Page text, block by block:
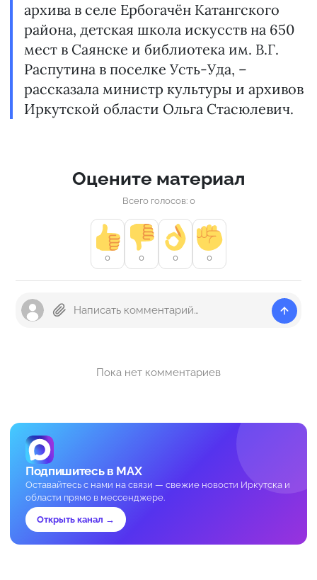
архива в селе Ербогачён Катангского
района, детская школа искусств на 650
мест в Саянске и библиотека им. В.Г.
Распутина в поселке Усть-Уда, –
рассказала министр культуры и архивов
Иркутской области Ольга Стасюлевич.
Оцените материал
Всего голосов: 0
0 0 0 0
Пока нет комментариев
Подпишитесь в MAX
Оставайтесь с нами на связи — свежие новости Иркутска и
области прямо в мессенджере.
Открыть канал →